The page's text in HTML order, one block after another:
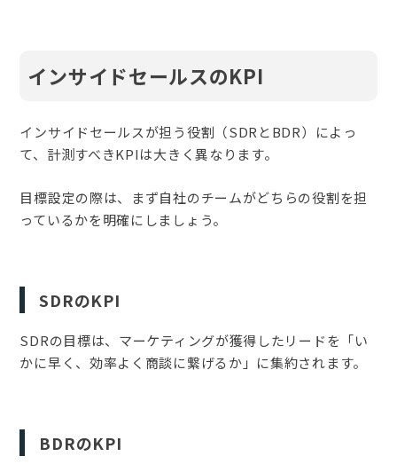
インサイドセールスのKPI
インサイドセールスが担う役割（SDRとBDR）によっ
て、計測すべきKPIは大きく異なります。
目標設定の際は、まず自社のチームがどちらの役割を担
っているかを明確にしましょう。
SDRのKPI
SDRの目標は、マーケティングが獲得したリードを「い
かに早く、効率よく商談に繋げるか」に集約されます。
BDRのKPI